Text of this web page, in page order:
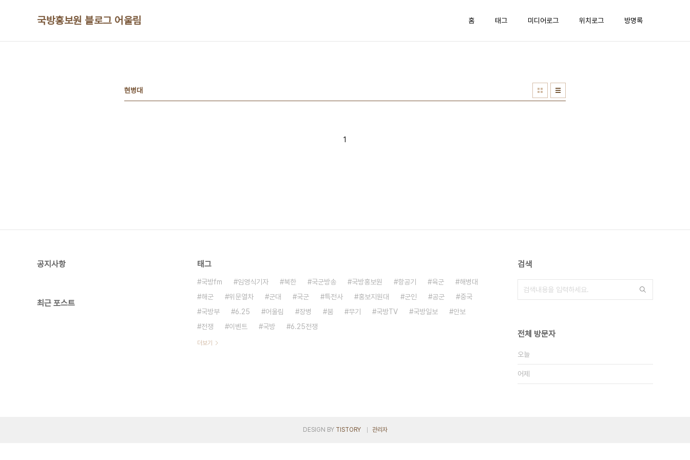
국방홍보원 블로그 어울림 홈 태그 미디어로그 위치로그 방명록
현병대
1
공지사항
최근 포스트
태그
국방fm 임영식기자 북한 국군방송 국방홍보원 항공기 육군
해병대
해군
위문열차 군대 국군 특전사 홍보지원대 군인 공군
중국
국방부
6.25 어울림 장병 붐 무기 국방TV 국방일보
안보
전쟁
이벤트 국방 6.25전쟁
더보기
검색
전체 방문자
오늘
어제
DESIGN BY TISTORY 관리자